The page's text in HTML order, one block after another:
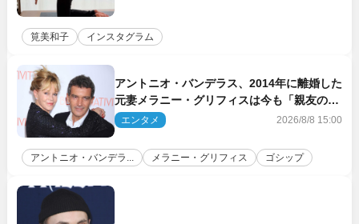
筧美和子 インスタグラム
アントニオ・バンデラス、2014年に離婚した
元妻メラニー・グリフィスは今も「親友の一
人」
エンタメ 2026/8/8 15:00
アントニオ・バンデラ... メラニー・グリフィス ゴシップ